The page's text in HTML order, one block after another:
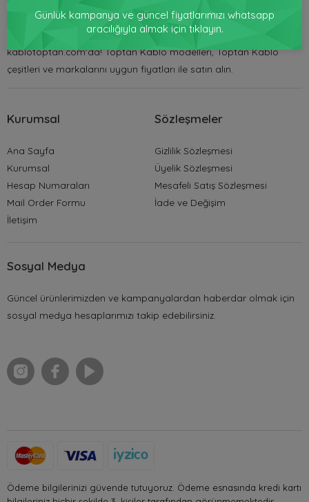
Günlük kampanya ve güncel fiyatlarımızı whatsapp
aracılığıyla almak için tıklayın.
Toptan Kablo ürünlerinde kredi kartına taksitli satış
kablotoptan.com'da! Toptan Kablo modelleri, Toptan Kablo
çeşitleri ve markalarını uygun fiyatları ile satın alın.
Kurumsal
Ana Sayfa
Kurumsal
Hesap Numaraları
Mail Order Formu
İletişim
Sözleşmeler
Gizlilik Sözleşmesi
Üyelik Sözleşmesi
Mesafeli Satış Sözleşmesi
İade ve Değişim
Sosyal Medya
Güncel ürünlerimizden ve kampanyalardan haberdar olmak için
sosyal medya hesaplarımızı takip edebilirsiniz.
Ödeme bilgilerinizi güvende tutuyoruz. Ödeme esnasında kredi kartı